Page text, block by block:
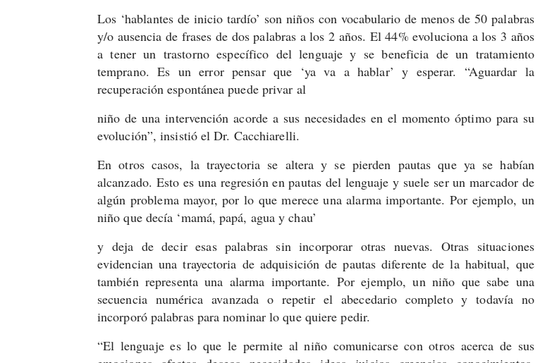
Los ‘hablantes de inicio tardío’ son niños con vocabulario de menos de 50 palabras
y/o ausencia de frases de dos palabras a los 2 años. El 44% evoluciona a los 3 años
a tener un trastorno específico del lenguaje y se beneficia de un tratamiento
temprano. Es un error pensar que ‘ya va a hablar’ y esperar. “Aguardar la
recuperación espontánea puede privar al
niño de una intervención acorde a sus necesidades en el momento óptimo para su
evolución”, insistió el Dr. Cacchiarelli.
En otros casos, la trayectoria se altera y se pierden pautas que ya se habían
alcanzado. Esto es una regresión en pautas del lenguaje y suele ser un marcador de
algún problema mayor, por lo que merece una alarma importante. Por ejemplo, un
niño que decía ‘mamá, papá, agua y chau’
y deja de decir esas palabras sin incorporar otras nuevas. Otras situaciones
evidencian una trayectoria de adquisición de pautas diferente de la habitual, que
también representa una alarma importante. Por ejemplo, un niño que sabe una
secuencia numérica avanzada o repetir el abecedario completo y todavía no
incorporó palabras para nominar lo que quiere pedir.
“El lenguaje es lo que le permite al niño comunicarse con otros acerca de sus